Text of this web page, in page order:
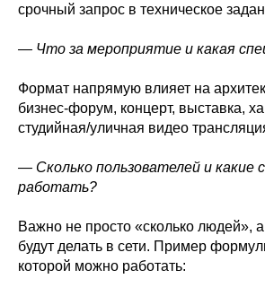
срочный запрос в техническое
— Что за мероприятие и какая
Формат напрямую влияет на
бизнес‑форум, концерт, выставка,
студийная/уличная видео
— Сколько пользователей и какие
работать?
Важно не просто «сколько людей»,
будут делать в сети. Пример
которой можно работать: